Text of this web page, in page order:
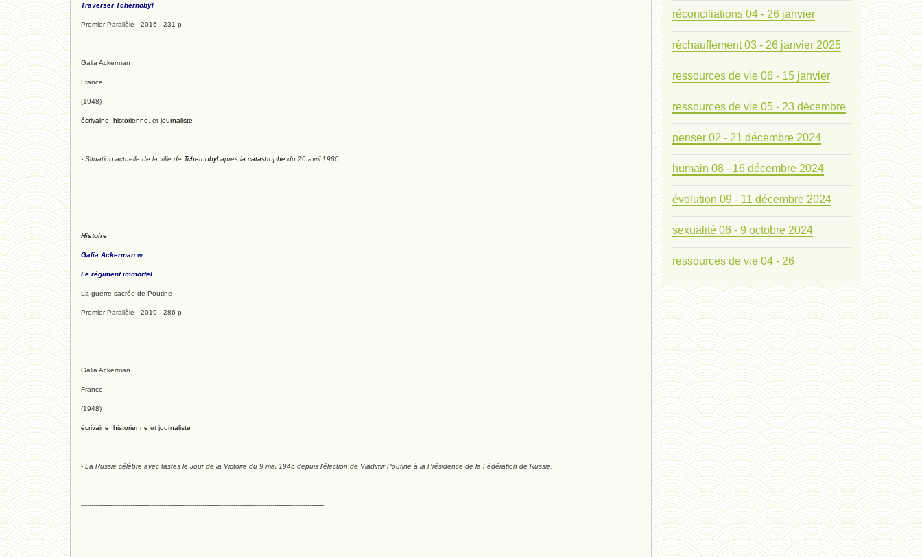
Traverser Tchernobyl
Premier Parallèle - 2016 - 231 p
Galia Ackerman
France
(1948)
écrivaine historienne , et journaliste
- Situation actuelle de la ville de Tchernobylaprès la catastrophe du 26 avril 1986.
---------------------------------------------------------------------------------------------------------------------
Histoire
Galia Ackerman w
Le régiment immortel
La guerre sacrée de Poutine
Premier Parallèle - 2019 - 286 p
Galia Ackerman
France
(1948)
écrivaine historienne et journaliste
- La Russie célèbre avec fastes le Jour de la Victoire du 9 mai 1945 depuis l'élection de Vladimir Poutine à la Présidence de la Fédération de Russie.
----------------------------------------------------------------------------------------------------------------------
réconciliations 04 - 26 janvier
réchauffement 03 - 26 janvier 2025
ressources de vie 06 - 15 janvier
ressources de vie 05 - 23 décembre
penser 02 - 21 décembre 2024
humain 08 - 16 décembre 2024
évolution 09 - 11 décembre 2024
sexualité 06 - 9 octobre 2024
ressources de vie 04 - 26
mode de production industriel 01 -
vivant 09 - 24 septembre 2024
humain 07 - 6 septembre 2024
évolution 08 - 20 août 2024
humain 06 - 6 août 2024
sous-groupe humain - 27 juillet
riche - 25 juillet 2024
éternité 03 - 11 juillet 2024
Introduction V1 - 6 juin 2024